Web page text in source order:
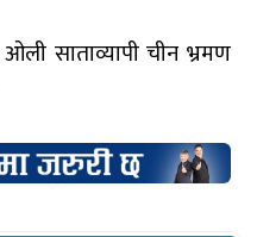
ओली साताव्यापी चीन भ्रमण